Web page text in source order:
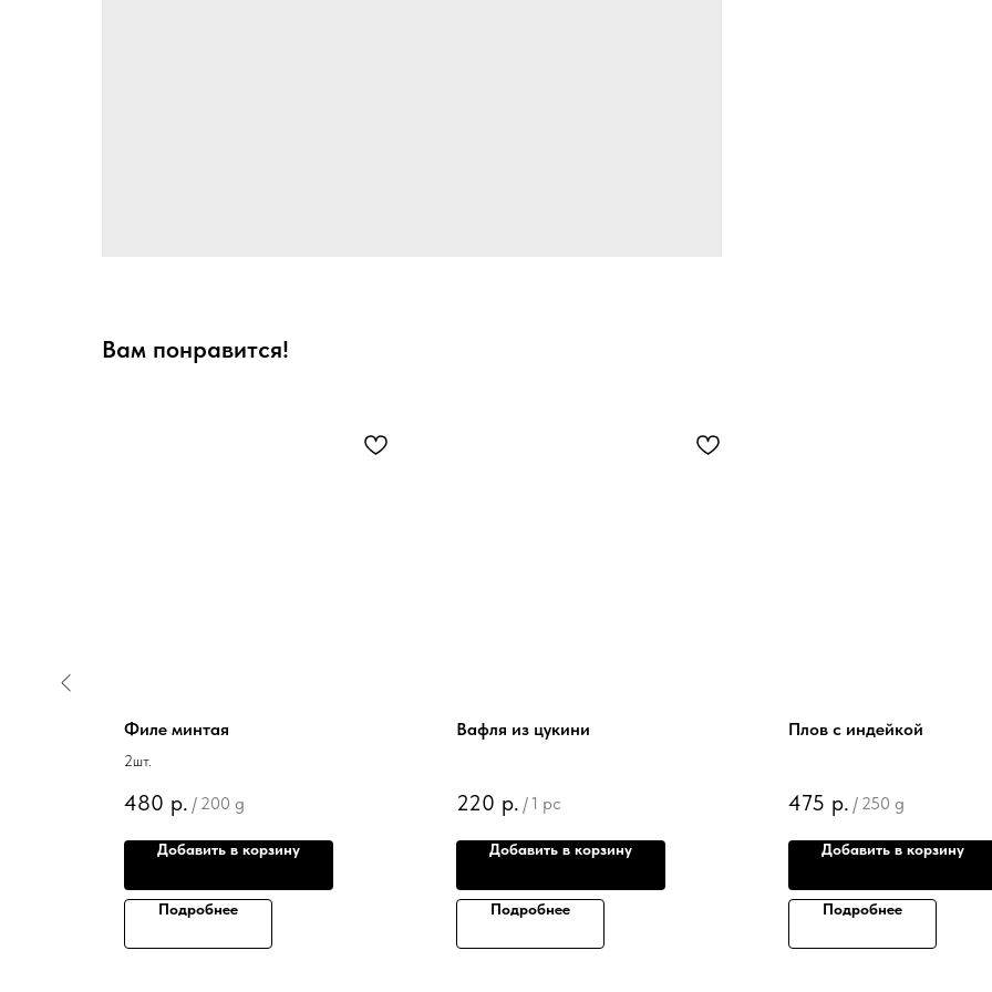
Вам понравится!
Филе минтая
2шт.
480 р. / 200 g
Добавить в корзину
Подробнее
Вафля из цукини
220 р. / 1 pc
Добавить в корзину
Подробнее
Плов с индейкой
475 р. / 250 g
Добавить в корзину
Подробнее